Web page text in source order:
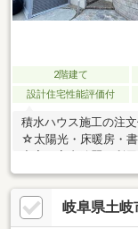
2階建て
設計住宅性能評価付
積水ハウス施工の注
☆太陽光・床暖房・書
いたしますので物件
けます。実際にご見
さをご体感いただけ
談も承っております
岐阜県土岐